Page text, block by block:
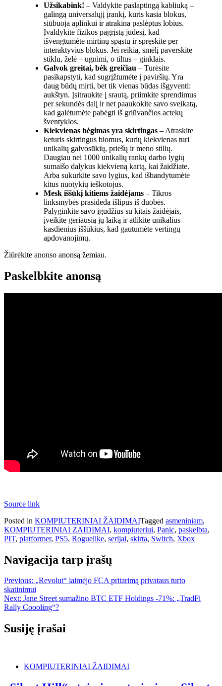
Užsikabink! – Valdykite paslaptingą kabliuką –
galingą universalųjį įrankį, kuris kasia blokus,
siūbuoja aplinkui ir atrakina paslėptus lobius.
Įvaldykite fizikos pagrįstą judesį, kad
išvengtumėte mirtinų spąstų ir spręskite per
interaktyvius blokus. Jei reikia, smėlį paverskite
stiklu, želė – ugnimi, o tiltus – ginklais.
Galvok greitai, bėk greičiau – Turėsite
pasikapstyti, kad sugrįžtumėte į paviršių. Yra
daug būdų mirti, bet tik vienas būdas išgyventi:
aukštyn. Įsitraukite į srautą, priimkite sprendimus
per sekundės dalį ir net paaukokite savo sveikatą,
kad galėtumėte pabėgti iš griūvančios actekų
šventyklos.
Kiekvienas bėgimas yra skirtingas – Atraskite
keturis skirtingus biomus, kurių kiekvienas turi
unikalių galvosūkių, priešų ir meno stilių.
Daugiau nei 1000 unikalių rankų darbo lygių
sumaišo dalykus kiekvieną kartą, kai žaidžiate.
Arba sukurkite savo lygius, kad išbandytumėte
kitus nuotykių ieškotojus.
Mesk iššūkį kitiems žaidėjams – Tikros
linksmybės prasideda išlipus iš duobės.
Palyginkite savo įgūdžius su kitais žaidėjais,
įveikite geriausią jų laiką ir atlikite unikalius
kasdienius iššūkius, kad gautumėte vertingų
apdovanojimų.
Žiūrėkite anonso anonsą žemiau.
Paskelbkite anonsą
Source link
Posted in KOMPIUTERINIAI ŽAIDIMAITagged asmeniniam,
KOMPIUTERINIAI ZAIDIMAI, kompiuteriui, Panic, paskelbta,
PIT, platformer, PS5, Roguelike, serijai, skirta, Switch, Xbox
Navigacija tarp įrašų
Previous: „Revolut“ laimėjo FCA pritarimą privataus turto
skatinimui
Next: Jane Street sumažino BTC ETF Holdings -71%: „TradFi
Rally Coooling“?
Susiję įrašai
KOMPIUTERINIAI ŽAIDIMAI